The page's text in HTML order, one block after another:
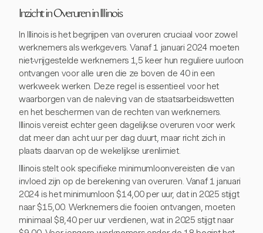
Inzicht in Overuren in Illinois
In Illinois is het begrijpen van overuren cruciaal voor zowel
werknemers als werkgevers. Vanaf 1 januari 2024 moeten
niet-vrijgestelde werknemers 1,5 keer hun reguliere uurloon
ontvangen voor alle uren die ze boven de 40 in een
werkweek werken. Deze regel is essentieel voor het
waarborgen van de naleving van de staatsarbeidswetten
en het beschermen van de rechten van werknemers.
Illinois vereist echter geen dagelijkse overuren voor werk
dat meer dan acht uur per dag duurt, maar richt zich in
plaats daarvan op de wekelijkse urenlimiet.
Illinois stelt ook specifieke minimumloonvereisten die van
invloed zijn op de berekening van overuren. Vanaf 1 januari
2024 is het minimumloon $14,00 per uur, dat in 2025 stijgt
naar $15,00. Werknemers die fooien ontvangen, moeten
minimaal $8,40 per uur verdienen, wat in 2025 stijgt naar